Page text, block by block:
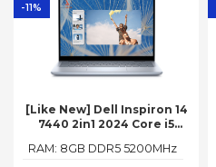
-11%
[Like New] Dell Inspiron 14
7440 2in1 2024 Core i5
FHD+
RAM: 8GB DDR5 5200MHz